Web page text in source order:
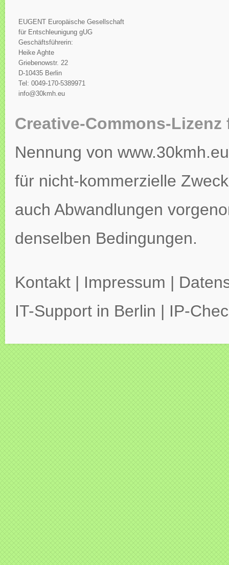
EUGENT Europäische Gesellschaft
für Entschleunigung gUG
Geschäftsführerin:
Heike Aghte
Griebenowstr. 22
D-10435 Berlin
Tel: 0049-170-5389971
info@30kmh.eu
Creative-Commons-
Nennung von
für nicht-kommerzielle
auch Abwandlungen
denselben Bedingungen.
Kontakt | Impressum |
IT-Support in Berlin | IP-